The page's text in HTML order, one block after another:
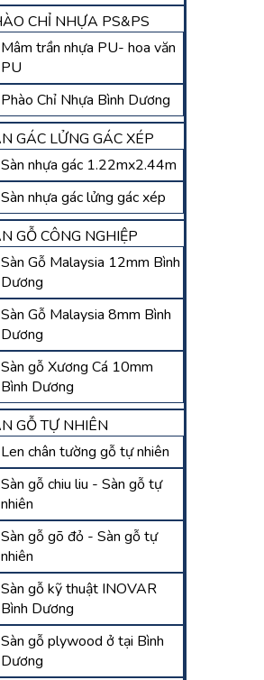
CHỈ NHỰA PS&PS
Mâm trần nhựa PU- hoa văn
PU
Phào Chỉ Nhựa Bình Dương
GÁC LỬNG GÁC XÉP
Sàn nhựa gác 1.22mx2.44m
Sàn nhựa gác lửng gác xép
GỖ CÔNG NGHIỆP
Sàn Gỗ Malaysia 12mm Bình
Dương
Sàn Gỗ Malaysia 8mm Bình
Dương
Sàn gỗ Xương Cá 10mm
Bình Dương
GỖ TỰ NHIÊN
Len chân tường gỗ tự nhiên
Sàn gỗ chiu liu - Sàn gỗ tự
nhiên
Sàn gỗ gõ đỏ - Sàn gỗ tự
nhiên
Sàn gỗ kỹ thuật INOVAR
Bình Dương
Sàn gỗ plywood ở tại Bình
Dương